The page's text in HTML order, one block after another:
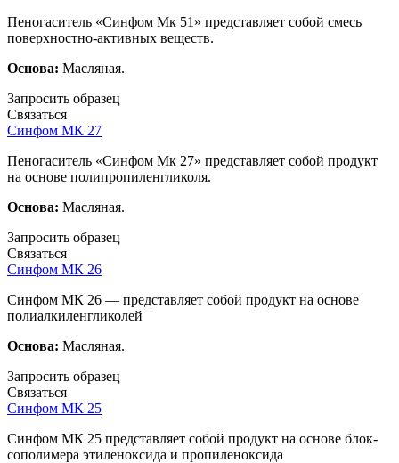
Пеногаситель «Синфом Мк 51» представляет собой смесь
поверхностно-активных веществ.
Основа: Масляная.
Запросить образец
Связаться
Синфом МК 27
Пеногаситель «Синфом Мк 27» представляет собой продукт
на основе полипропиленгликоля.
Основа: Масляная.
Запросить образец
Связаться
Синфом МК 26
Синфом МК 26 — представляет собой продукт на основе
полиалкиленгликолей
Основа: Масляная.
Запросить образец
Связаться
Синфом МК 25
Синфом МК 25 представляет собой продукт на основе блок-
сополимера этиленоксида и пропиленоксида